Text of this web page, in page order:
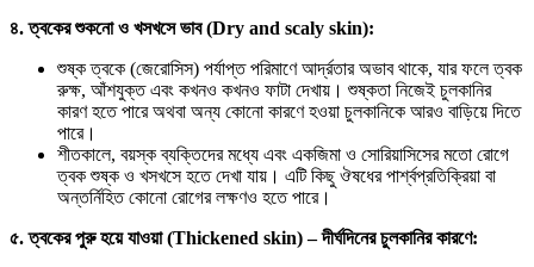
৪. ত্বকের শুকনো ও খসখসে ভাব (Dry and scaly skin):
শুষ্ক ত্বকে (জেরোসিস) পর্যাপ্ত পরিমাণে আর্দ্রতার অভাব থাকে, যার ফলে ত্বক
রুক্ষ, আঁশযুক্ত এবং কখনও কখনও ফাটা দেখায়। শুষ্কতা নিজেই চুলকানির
কারণ হতে পারে অথবা অন্য কোনো কারণে হওয়া চুলকানিকে আরও বাড়িয়ে দিতে
পারে।
শীতকালে, বয়স্ক ব্যক্তিদের মধ্যে এবং একজিমা ও সোরিয়াসিসের মতো রোগে
ত্বক শুষ্ক ও খসখসে হতে দেখা যায়। এটি কিছু ঔষধের পার্শ্বপ্রতিক্রিয়া বা
অন্তর্নিহিত কোনো রোগের লক্ষণও হতে পারে।
৫. ত্বকের পুরু হয়ে যাওয়া (Thickened skin) – দীর্ঘদিনের চুলকানির কারণে: